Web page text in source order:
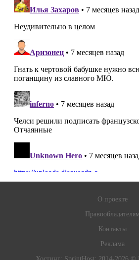
О проекте
Правообладателям
Контакты
Реклама